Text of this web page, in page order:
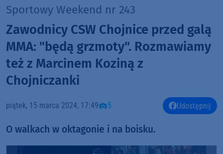
Sportowy Weekend nr 243
Zawodnicy CSW Chojnice przed galą
MMA: "będą grzmoty". Rozmawiamy
też z Marcinem Koziną z
Chojniczanki
piątek, 15 marca 2024, 17:49 5 Udostępnij
O walkach w oktagonie i na boisku.